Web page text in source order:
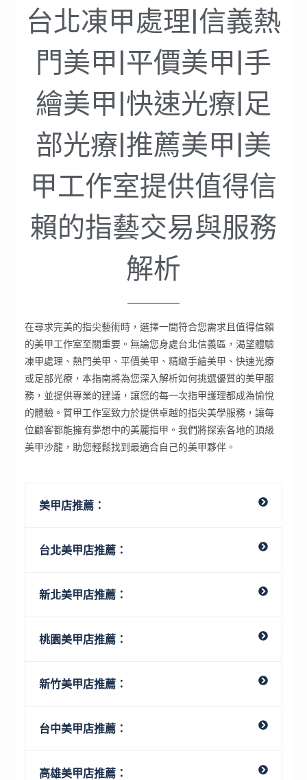
台北凍甲處理|信義熱
門美甲|平價美甲|手
繪美甲|快速光療|足
部光療|推薦美甲|美
甲工作室提供值得信
賴的指藝交易與服務
解析
在尋求完美的指尖藝術時，選擇一間符合您需求且值得信賴
的美甲工作室至關重要。無論您身處台北信義區，渴望體驗
凍甲處理、熱門美甲、平價美甲、精緻手繪美甲、快速光療
或足部光療，本指南將為您深入解析如何挑選優質的美甲服
務，並提供專業的建議，讓您的每一次指甲護理都成為愉悅
的體驗。質甲工作室致力於提供卓越的指尖美學服務，讓每
位顧客都能擁有夢想中的美麗指甲。我們將探索各地的頂級
美甲沙龍，助您輕鬆找到最適合自己的美甲夥伴。
美甲店推薦：
台北美甲店推薦：
新北美甲店推薦：
桃園美甲店推薦：
新竹美甲店推薦：
台中美甲店推薦：
高雄美甲店推薦：